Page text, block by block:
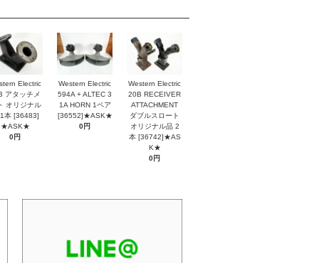
Electric
アタッチメ
オリジナル
本 [36483]
★ASK★
0円
Western Electric
594A + ALTEC 3
1A HORN 1ペア
[36552]★ASK★
0円
Western Electric
20B RECEIVER
ATTACHMENT
ダブルスロート
オリジナル品 2
本 [36742]★AS
K★
0円